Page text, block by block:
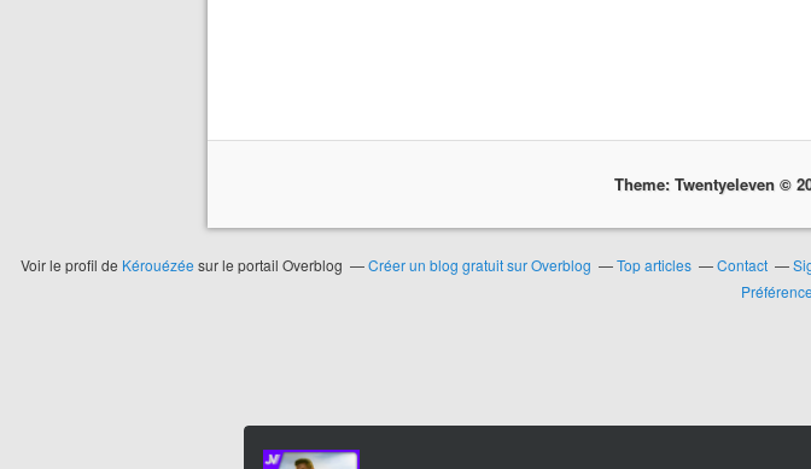
Theme: Twentyeleven ©
Voir le profil de Kérouézée sur le portail Overblog Créer un blog gratuit sur Overblog Top articles Contact